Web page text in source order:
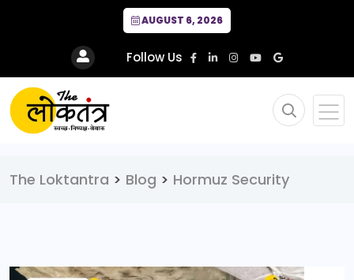
AUGUST 6, 2026
Follow Us
The Loktantra > Blog > Hormuz Security